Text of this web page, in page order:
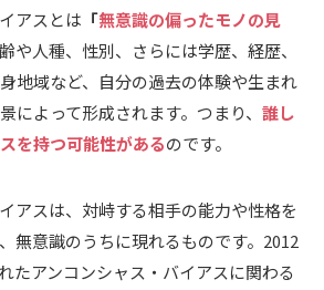
アスとは 「無意識の偏ったモノの見
や人種、性別、さらには学歴、経歴、
地域など、自分の過去の体験や生まれ
によって形成されます。つまり、 誰し
を持つ可能性があるのです。
アスは、対峙する相手の能力や性格を
無意識のうちに現れるものです。2012
たアンコンシャス・バイアスに関わる